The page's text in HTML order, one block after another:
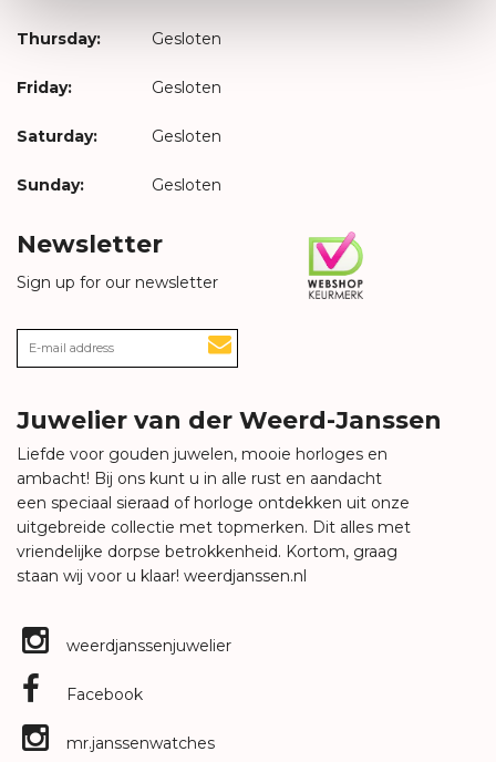
Thursday: Gesloten
Friday: Gesloten
Saturday: Gesloten
Sunday: Gesloten
Newsletter
Sign up for our newsletter
Juwelier van der Weerd-Janssen
Liefde voor gouden juwelen, mooie horloges en
ambacht! Bij ons kunt u in alle rust en aandacht
een speciaal sieraad of horloge ontdekken uit onze
uitgebreide collectie met topmerken. Dit alles met
vriendelijke dorpse betrokkenheid. Kortom, graag
staan wij voor u klaar! weerdjanssen.nl
weerdjanssenjuwelier
Facebook
mr.janssenwatches